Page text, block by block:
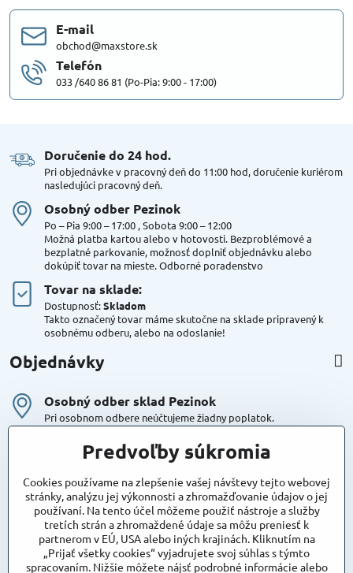
E-mail
obchod@maxstore.sk
Telefón
033 /640 86 81 (Po-Pia: 9:00 - 17:00)
Doručenie do 24 hod​.
Pri objednávke v pracovný deň do 11:00 hod, doručenie kuriérom
nasledujúci pracovný deň.
Osobný odber Pezinok
Po – Pia 9:00 – 17:00 , Sobota 9:00 – 12:00
Možná platba kartou alebo v hotovosti. Bezproblémové a
bezplatné parkovanie, možnosť doplniť objednávku alebo
dokúpiť tovar na mieste. Odborné poradenstvo
Tovar na sklade:
Dostupnosť:Skladom
Takto označený tovar máme skutočne na sklade pripravený k
osobnému odberu, alebo na odoslanie!
Objednávky
Osobný odber sklad Pezinok
Pri osobnom odbere neúčtujeme žiadny poplatok.
Kuriér DPD , Geis
Cena za dopravu:
Maxstore
Bratislavská 79
Areál Satina
90201 Pezinok
Predvoľby súkromia
Cookies používame na zlepšenie vašej návštevy tejto webovej
stránky, analýzu jej výkonnosti a zhromažďovanie údajov o jej
používaní. Na tento účel môžeme použiť nástroje a služby
tretích strán a zhromaždené údaje sa môžu preniesť k
partnerom v EÚ, USA alebo iných krajinách. Kliknutím na
„Prijať všetky cookies“ vyjadrujete svoj súhlas s týmto
spracovaním. Nižšie môžete nájsť podrobné informácie alebo